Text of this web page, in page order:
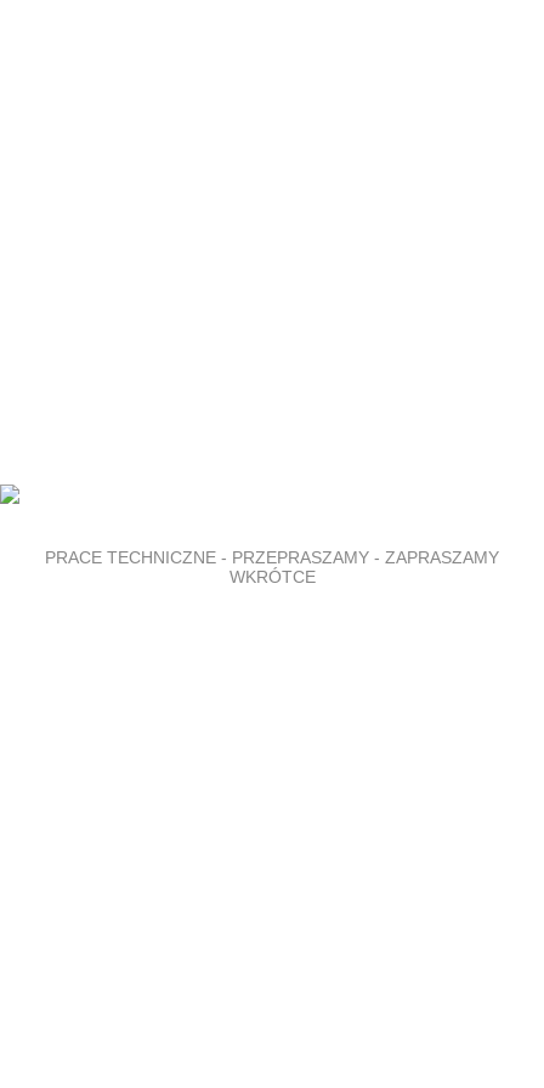
PRACE TECHNICZNE - PRZEPRASZAMY - ZAPRASZAMY
WKRÓTCE